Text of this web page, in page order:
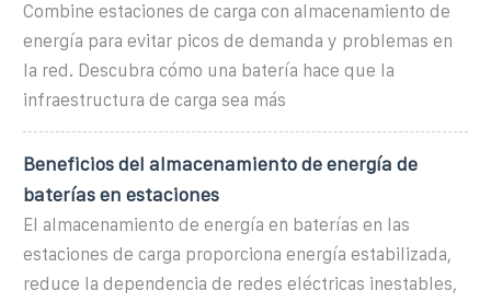
Combine estaciones de carga con almacenamiento de
energía para evitar picos de demanda y problemas en
la red. Descubra cómo una batería hace que la
infraestructura de carga sea más
Beneficios del almacenamiento de energía de
baterías en estaciones
El almacenamiento de energía en baterías en las
estaciones de carga proporciona energía estabilizada,
reduce la dependencia de redes eléctricas inestables,